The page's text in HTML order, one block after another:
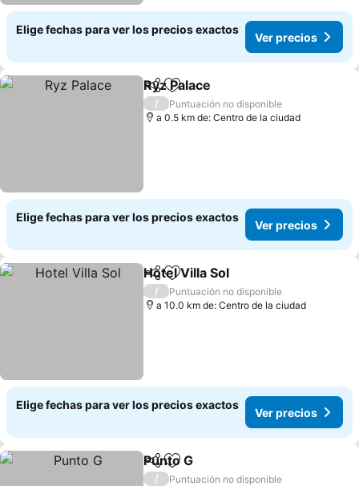
Elige fechas para ver los precios exactos
Ver precios
CompartirAgregar a favoritos
Ryz Palace
/
Puntuación no disponible
a 0.5 km de: Centro de la ciudad
Elige fechas para ver los precios exactos
Ver precios
CompartirAgregar a favoritos
Hotel Villa Sol
/
Puntuación no disponible
a 10.0 km de: Centro de la ciudad
Elige fechas para ver los precios exactos
Ver precios
CompartirAgregar a favoritos
Punto G
/
Puntuación no disponible